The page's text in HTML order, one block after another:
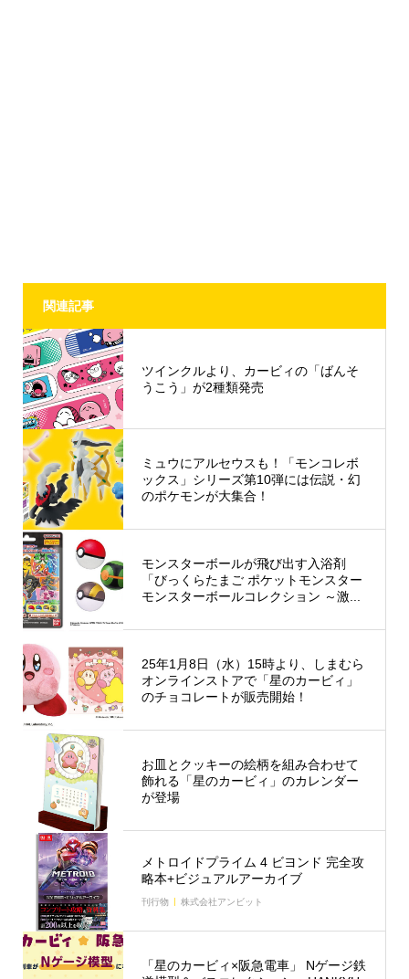
関連記事
ツインクルより、カービィの「ばんそ
うこう」が2種類発売
ミュウにアルセウスも！「モンコレボ
ックス」シリーズ第10弾には伝説・幻
のポケモンが大集合！
モンスターボールが飛び出す入浴剤
「びっくらたまご ポケットモンスター
モンスターボールコレクション ～激...
25年1月8日（水）15時より、しまむら
オンラインストアで「星のカービィ」
のチョコレートが販売開始！
お皿とクッキーの絵柄を組み合わせて
飾れる「星のカービィ」のカレンダー
が登場
メトロイドプライム 4 ビヨンド 完全攻
略本+ビジュアルアーカイブ
刊行物 株式会社アンビット
「星のカービィ×阪急電車」 Nゲージ鉄